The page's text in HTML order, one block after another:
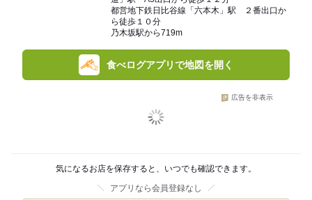
都営地下鉄日比谷線「六本木」駅 ２番出口か
ら徒歩１０分
乃木坂駅から719m
食べログアプリで地図を開く
広告を非表示
気になるお店を保存すると、いつでも確認できます。
アプリなら会員登録なし